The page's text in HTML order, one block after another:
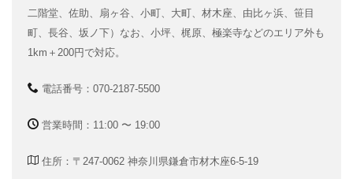
二階堂、佐助、扇ヶ谷、小町、大町、材木座、由比ヶ浜、笹目
町、長谷、坂ノ下）なお、小坪、梶原、極楽寺などのエリア外も
1km＋200円で対応。
電話番号：070-2187-5500
営業時間：11:00 〜 19:00
住所：〒247-0062 神奈川県鎌倉市材木座6-5-19